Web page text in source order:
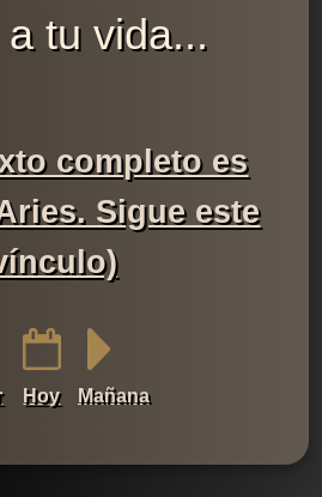
tu vida...
completo es
Sigue este
Hoy Mañana